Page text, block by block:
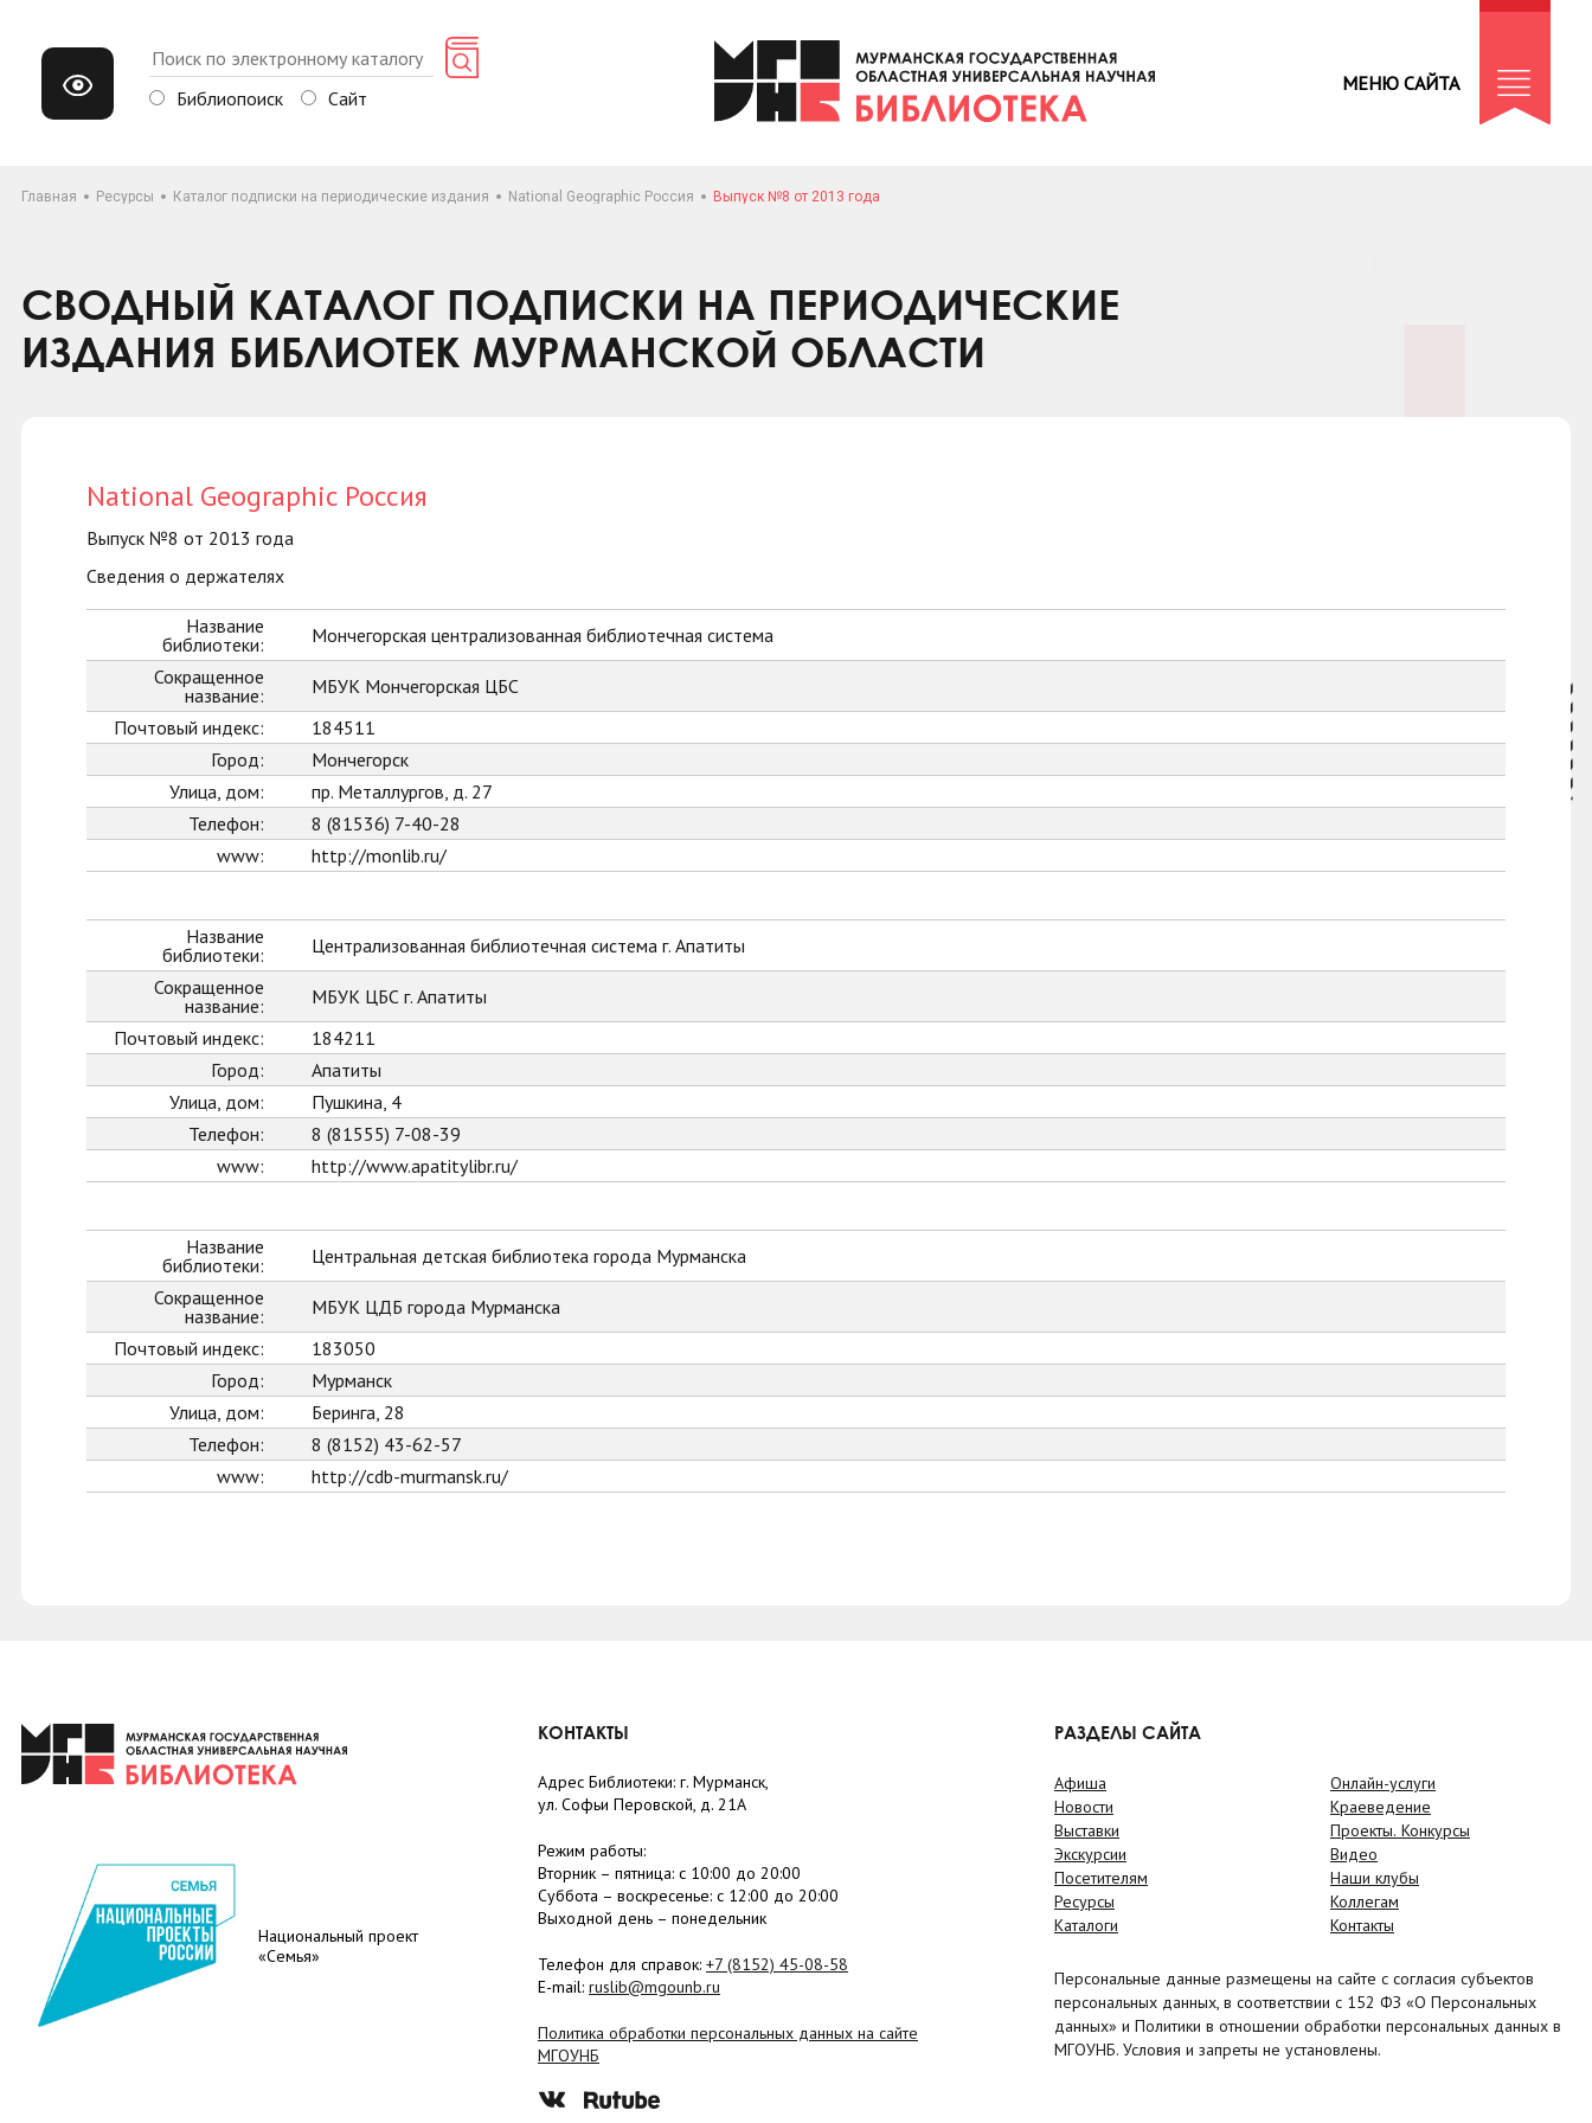
Библиопоиск Сайт
МЕНЮ САЙТА
Главная Ресурсы Каталог подписки на периодические издания National Geographic Россия Выпуск №8 от 2013 года
СВОДНЫЙ КАТАЛОГ ПОДПИСКИ НА ПЕРИОДИЧЕСКИЕ
ИЗДАНИЯ БИБЛИОТЕК МУРМАНСКОЙ ОБЛАСТИ
National Geographic Россия
Выпуск №8 от 2013 года
Сведения о держателях
Название
библиотеки:
Мончегорская централизованная библиотечная система
Сокращенное
название:
МБУК Мончегорская ЦБС
Почтовый индекс:
184511
Город:
Мончегорск
Улица, дом:
пр. Металлургов, д. 27
Телефон:
8 (81536) 7-40-28
www:
http://monlib.ru/
Название
библиотеки:
Централизованная библиотечная система г. Апатиты
Сокращенное
название:
МБУК ЦБС г. Апатиты
Почтовый индекс:
184211
Город:
Апатиты
Улица, дом:
Пушкина, 4
Телефон:
8 (81555) 7-08-39
www:
http://www.apatitylibr.ru/
Название
библиотеки:
Центральная детская библиотека города Мурманска
Сокращенное
название:
МБУК ЦДБ города Мурманска
Почтовый индекс:
183050
Город:
Мурманск
Улица, дом:
Беринга, 28
Телефон:
8 (8152) 43-62-57
www:
http://cdb-murmansk.ru/
Национальный проект
«Семья»
КОНТАКТЫ
Адрес Библиотеки: г. Мурманск,
ул. Софьи Перовской, д. 21А
Режим работы:
Вторник – пятница: с 10:00 до 20:00
Суббота – воскресенье: c 12:00 до 20:00
Выходной день – понедельник
Телефон для справок: +7 (8152) 45-08-58
E-mail: ruslib@mgounb.ru
Политика обработки персональных данных на сайте
МГОУНБ
РАЗДЕЛЫ САЙТА
Афиша
Новости
Выставки
Экскурсии
Посетителям
Ресурсы
Каталоги
Онлайн-услуги
Краеведение
Проекты. Конкурсы
Видео
Наши клубы
Коллегам
Контакты
Персональные данные размещены на сайте с согласия субъектов
персональных данных, в соответствии с 152 ФЗ «О Персональных
данных» и Политики в отношении обработки персональных данных в
МГОУНБ. Условия и запреты не установлены.